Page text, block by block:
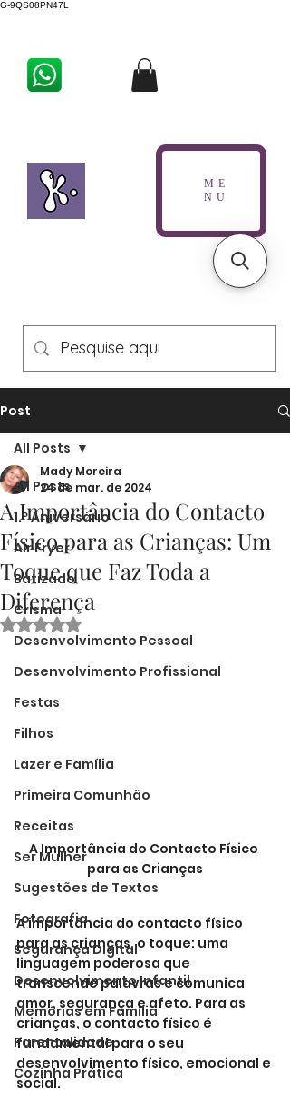
G-9QS08PN47L
ME
NU
Post
All Posts
1.º Aniversário
Air Fryer
Batizado
Crisma
Desenvolvimento Pessoal
Desenvolvimento Profissional
Festas
Filhos
Lazer e Família
Primeira Comunhão
Receitas
Ser Mulher
Sugestões de Textos
Fotografia
Segurança Digital
Desenvolvimento Infantil
Memórias em Família
Parentalidade
Cozinha Prática
All Posts
A Importância do Contacto
Físico para as Crianças: Um
Toque que Faz Toda a
Diferença
Mady Moreira
24 de mar. de 2024
Avaliado com NaN de 5 estrelas.
A Importância do Contacto Físico
para as Crianças
A importância do contacto físico
para as crianças, o toque: uma
linguagem poderosa que
transcende palavras e comunica
amor, segurança e afeto. Para as
crianças, o contacto físico é
fundamental para o seu
desenvolvimento físico, emocional e
social.